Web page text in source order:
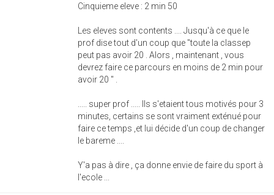
Cinquieme eleve : 2 min 50
Les eleves sont contents .... Jusqu'à ce que le
prof dise tout d'un coup que "toute la classep
peut pas avoir 20 . Alors , maintenant , vous
devrez faire ce parcours en moins de 2 min pour
avoir 20 " .
..... super prof ..... Ils s'etaient tous motivés pour 3
minutes, certains se sont vraiment exténué pour
faire ce temps ,et lui décide d'un coup de changer
le bareme ....
Y'a pas à dire , ça donne envie de faire du sport à
l'ecole ...